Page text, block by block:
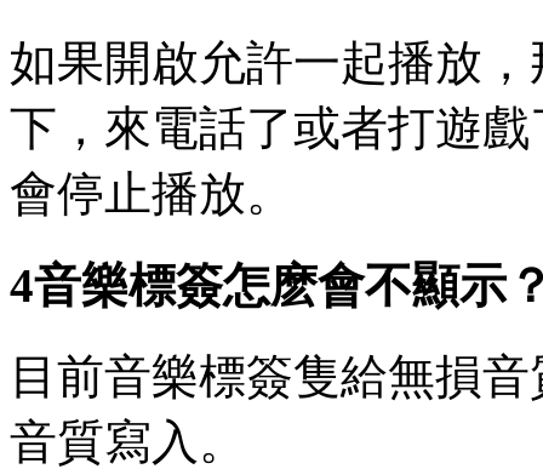
如果開啟允許一起播放
下，來電話了或者打遊
會停止播放。
4音樂標簽怎麽會不顯示
目前音樂標簽隻給無損
音質寫入。